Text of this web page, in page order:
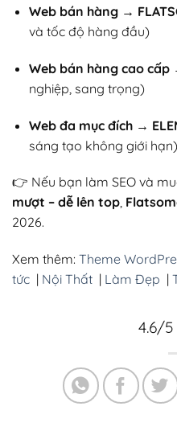
Web bán hàng →
và tốc độ hàng đầu)
Web bán hàng cao cấp
nghiệp, sang trọng)
Web đa mục đích →
sáng tạo không giới hạn)
👉 Nếu bạn làm SEO và
mượt – dễ lên top,
2026.
Xem thêm: Theme
tức | Nội Thất | Làm Đẹp |
4.6/